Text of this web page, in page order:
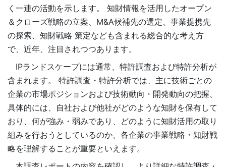
く一連の活動を示します。 知財情報を活用したオープン
＆クローズ戦略の立案、M&A候補先の選定、事業提携先
の探索、知財戦略 策定なども含まれる総合的な考え方
で、近年、注目されつつあります。
IPランドスケープには通常、特許調査および特許分析が
含まれます。 特許調査・特許分析では、主に技術ごとの
企業の市場ポジションおよび技術動向・開発動向の把握、
具体的には、自社および他社がどのような知財を保有して
おり、何が強み・弱みであり、どのように知財活用の取り
組みを行おうとしているのか、各企業の事業戦略・知財戦
略を理解することが重要といえます。